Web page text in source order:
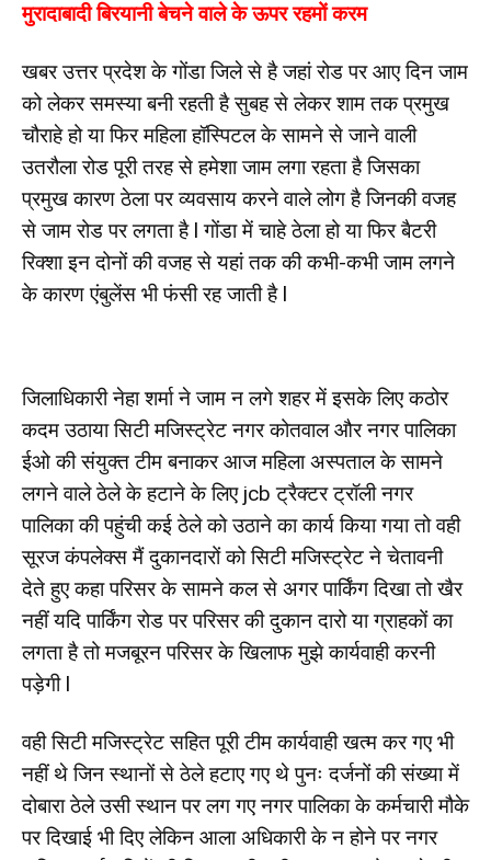
मुरादाबादी बिरयानी बेचने वाले के ऊपर रहमों करम
खबर उत्तर प्रदेश के गोंडा जिले से है जहां रोड पर आए दिन जाम
को लेकर समस्या बनी रहती है सुबह से लेकर शाम तक प्रमुख
चौराहे हो या फिर महिला हॉस्पिटल के सामने से जाने वाली
उतरौला रोड पूरी तरह से हमेशा जाम लगा रहता है जिसका
प्रमुख कारण ठेला पर व्यवसाय करने वाले लोग है जिनकी वजह
से जाम रोड पर लगता है l गोंडा में चाहे ठेला हो या फिर बैटरी
रिक्शा इन दोनों की वजह से यहां तक की कभी-कभी जाम लगने
के कारण एंबुलेंस भी फंसी रह जाती है l
जिलाधिकारी नेहा शर्मा ने जाम न लगे शहर में इसके लिए कठोर
कदम उठाया सिटी मजिस्ट्रेट नगर कोतवाल और नगर पालिका
ईओ की संयुक्त टीम बनाकर आज महिला अस्पताल के सामने
लगने वाले ठेले के हटाने के लिए jcb ट्रैक्टर ट्रॉली नगर
पालिका की पहुंची कई ठेले को उठाने का कार्य किया गया तो वही
सूरज कंपलेक्स मैं दुकानदारों को सिटी मजिस्ट्रेट ने चेतावनी
देते हुए कहा परिसर के सामने कल से अगर पार्किंग दिखा तो खैर
नहीं यदि पार्किंग रोड पर परिसर की दुकान दारो या ग्राहकों का
लगता है तो मजबूरन परिसर के खिलाफ मुझे कार्यवाही करनी
पड़ेगी l
वही सिटी मजिस्ट्रेट सहित पूरी टीम कार्यवाही खत्म कर गए भी
नहीं थे जिन स्थानों से ठेले हटाए गए थे पुनः दर्जनों की संख्या में
दोबारा ठेले उसी स्थान पर लग गए नगर पालिका के कर्मचारी मौके
पर दिखाई भी दिए लेकिन आला अधिकारी के न होने पर नगर